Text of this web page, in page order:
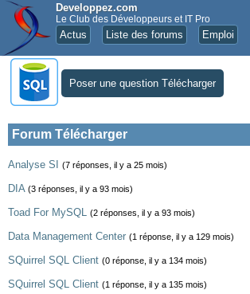
Developpez.com
Le Club des Développeurs et IT Pro
Actus Liste des forums Emploi
Poser une question Télécharger
Forum Télécharger
Analyse SI (7 réponses, il y a 25 mois)
DIA (3 réponses, il y a 93 mois)
Toad For MySQL (2 réponses, il y a 93 mois)
Data Management Center (1 réponse, il y a 129 mois)
SQuirrel SQL Client (0 réponse, il y a 134 mois)
SQuirrel SQL Client (1 réponse, il y a 135 mois)